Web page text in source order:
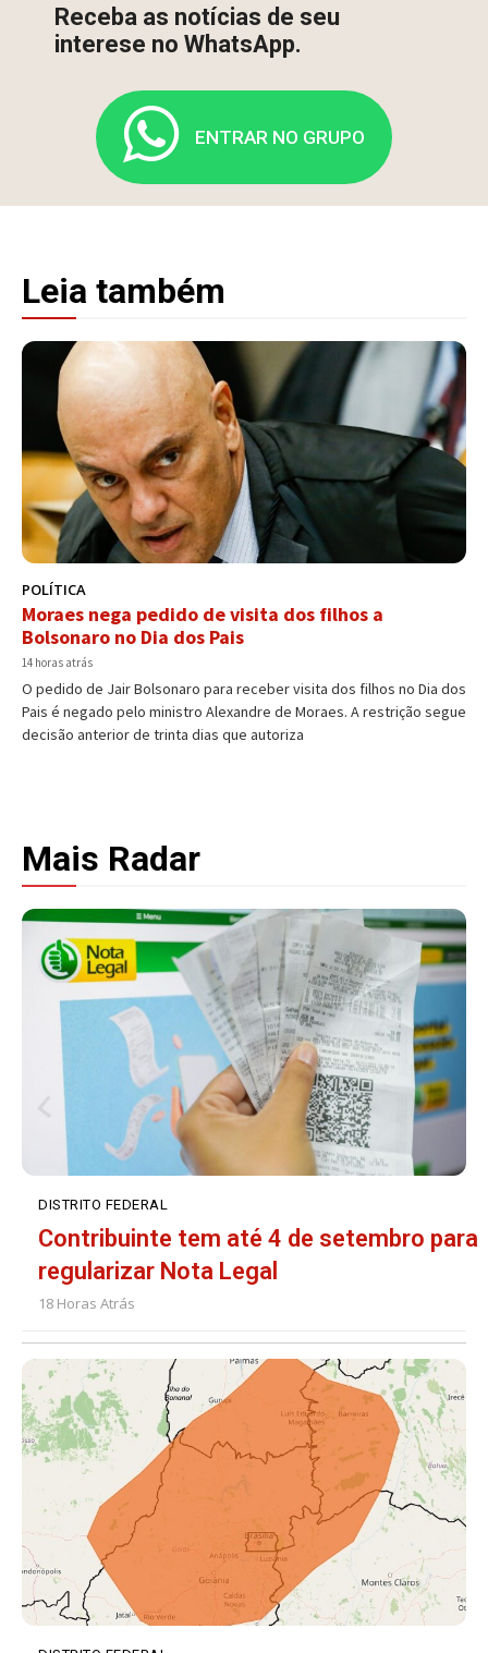
Receba as notícias de seu
interese no WhatsApp.
ENTRAR NO GRUPO
Leia também
POLÍTICA
Moraes nega pedido de visita dos filhos a
Bolsonaro no Dia dos Pais
14 horas atrás
O pedido de Jair Bolsonaro para receber visita dos filhos no Dia dos
Pais é negado pelo ministro Alexandre de Moraes. A restrição segue
decisão anterior de trinta dias que autoriza
Mais Radar
DISTRITO FEDERAL
Contribuinte tem até 4 de setembro para
regularizar Nota Legal
18 Horas Atrás